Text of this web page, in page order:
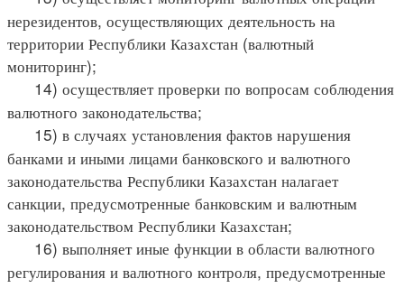
нерезидентов, осуществляющих деятельность на
территории Республики Казахстан (валютный
мониторинг);
14) осуществляет проверки по вопросам соблюдения
валютного законодательства;
15) в случаях установления фактов нарушения
банками и иными лицами банковского и валютного
законодательства Республики Казахстан налагает
санкции, предусмотренные банковским и валютным
законодательством Республики Казахстан;
16) выполняет иные функции в области валютного
регулирования и валютного контроля, предусмотренные